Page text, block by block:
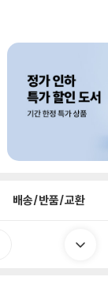
배송/반품/교환